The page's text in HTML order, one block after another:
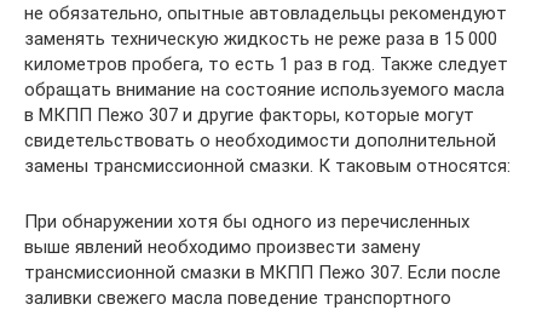
не обязательно, опытные автовладельцы рекомендуют
заменять техническую жидкость не реже раза в 15 000
километров пробега, то есть 1 раз в год. Также следует
обращать внимание на состояние используемого масла
в МКПП Пежо 307 и другие факторы, которые могут
свидетельствовать о необходимости дополнительной
замены трансмиссионной смазки. К таковым относятся:
При обнаружении хотя бы одного из перечисленных
выше явлений необходимо произвести замену
трансмиссионной смазки в МКПП Пежо 307. Если после
заливки свежего масла поведение транспортного